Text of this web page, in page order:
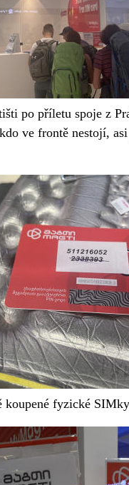
po příletu spoje z
ve frontě nestojí,
koupené fyzické